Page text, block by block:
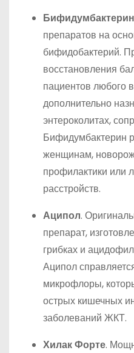
Бифидумбактерин
препаратов на
бифидобактерий.
восстановления
пациентов любого
дополнительно
энтероколитах,
Бифидумбактерин
женщинам,
профилактики или
расстройств.
Аципол.
препарат,
грибках и
Аципол
микрофлоры,
острых кишечных
заболеваний ЖКТ.
Хилак Форте.